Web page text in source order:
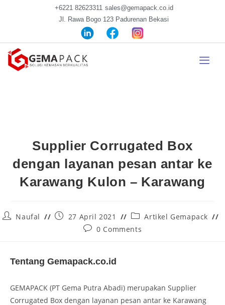
+6221 82623311 sales@gemapack.co.id
Jl. Rawa Bogo 123 Padurenan Bekasi
Supplier Corrugated Box
dengan layanan pesan antar ke
Karawang Kulon – Karawang
Naufal 27 April 2021
Artikel Gemapack
0 Comments
Tentang Gemapack.co.id
GEMAPACK (PT Gema Putra Abadi) merupakan Supplier
Corrugated Box dengan layanan pesan antar ke Karawang